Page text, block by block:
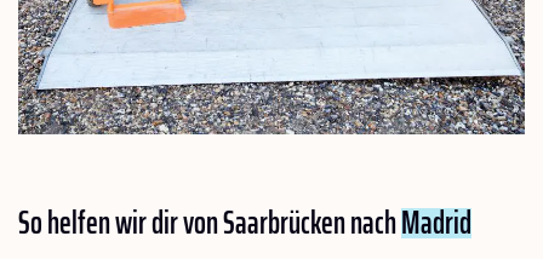
So helfen wir dir von Saarbrücken nachMadrid